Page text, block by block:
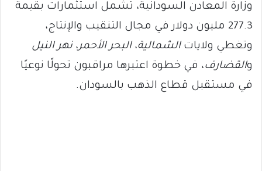
وزارة المعادن السودانية، تشمل استثمارات بقيمة
277.3 مليون دولار في مجال التنقيب والإنتاج،
وتغطي ولاياتالشمالية،البحر الأحمر، نهر النيل
والقضارف، في خطوة اعتبرها مراقبون تحولًا نوعيًا
في مستقبل قطاع الذهب بالسودان.